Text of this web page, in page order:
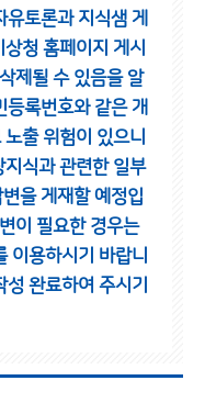
유토론과 지식샘 게
상청 홈페이지 게시
제될 수 있음을 알
등록번호와 같은 개
출 위험이 있으니
지식과 관련한 일부
을 게재할 예정입
이 필요한 경우는
이용하시기 바랍니
완료하여 주시기